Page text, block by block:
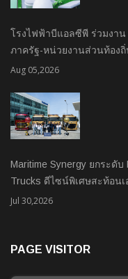
โรงไฟฟ้าบีแอลซีพี ร่วมงาน
ภาครัฐ-หน่วยงานส่วนท้อง
Aug 05,2026
Maritime Synergy ยกระดับ
Trucks ดีไซน์พิเศษสะท้อน
Jul 30,2026
PAGE VISITOR